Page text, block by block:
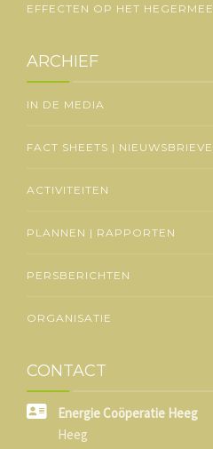
EFFECTEN OP HET
ARCHIEF
IN DE MEDIA
FACT SHEETS |
ACTIVITEITEN
PLANNEN | RAPPORTEN
PERSBERICHTEN
ORGANISATIE
CONTACT
Energie Coöperatie Heeg
Heeg